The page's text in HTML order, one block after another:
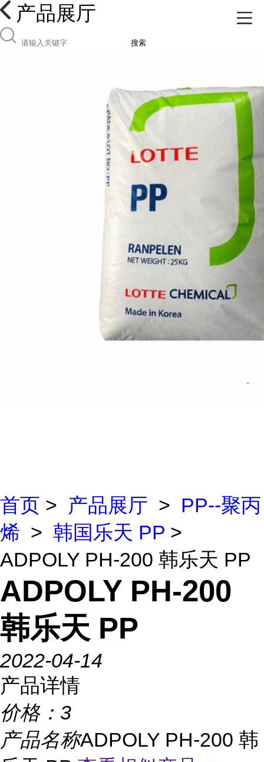
产品展厅
搜索
首页 > 产品展厅 > PP--聚丙
烯 > 韩国乐天 PP >
ADPOLY PH-200 韩乐天 PP
ADPOLY PH-200
韩乐天 PP
2022-04-14
产品详情
价格： 3
产品名称ADPOLY PH-200 韩